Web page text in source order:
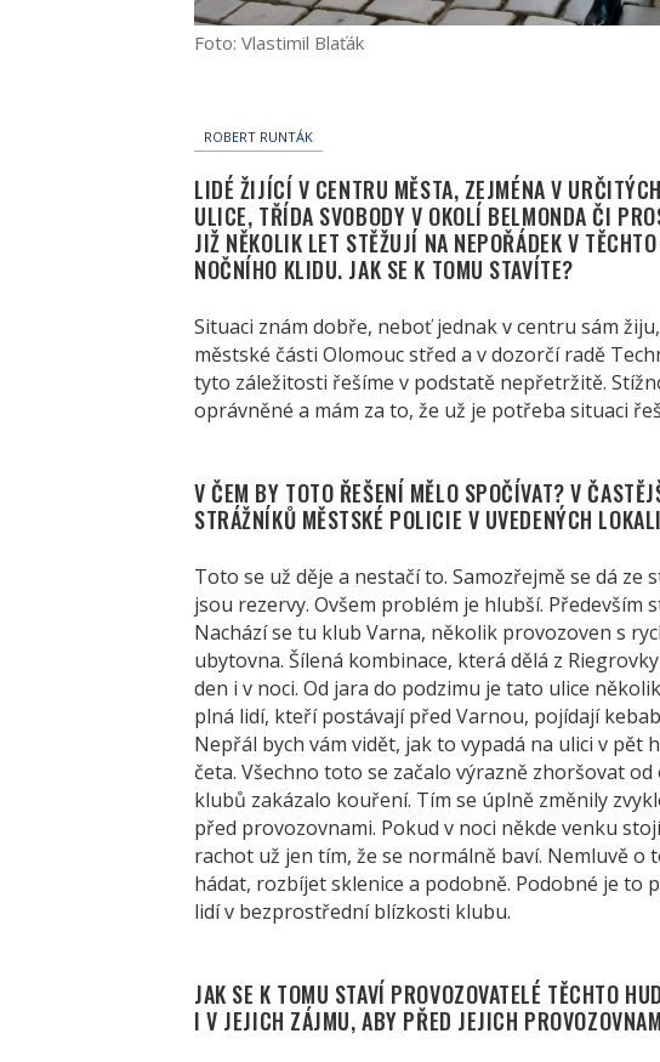
Foto: Vlastimil Blaťák
ROBERT RUNTÁK
LIDÉ ŽIJÍCÍ V CENTRU MĚSTA, ZEJMÉNA V
ULICE, TŘÍDA SVOBODY V OKOLÍ BELMONDA ČI
JIŽ NĚKOLIK LET STĚŽUJÍ NA NEPOŘÁDEK V
NOČNÍHO KLIDU. JAK SE K TOMU STAVÍTE?
Situaci znám dobře, neboť jednak v centru sám
městské části Olomouc střed a v dozorčí radě
tyto záležitosti řešíme v podstatě nepřetržitě.
oprávněné a mám za to, že už je potřeba situaci
V ČEM BY TOTO ŘEŠENÍ MĚLO SPOČÍVAT? V
STRÁŽNÍKŮ MĚSTSKÉ POLICIE V UVEDENÝCH
Toto se už děje a nestačí to. Samozřejmě se dá ze
jsou rezervy. Ovšem problém je hlubší. Především
Nachází se tu klub Varna, několik provozoven s
ubytovna. Šílená kombinace, která dělá z
den i v noci. Od jara do podzimu je tato ulice
plná lidí, kteří postávají před Varnou, pojídají
Nepřál bych vám vidět, jak to vypadá na ulici v pět
četa. Všechno toto se začalo výrazně zhoršovat
klubů zakázalo kouření. Tím se úplně změnily
před provozovnami. Pokud v noci někde venku
rachot už jen tím, že se normálně baví. Nemluvě o
hádat, rozbíjet sklenice a podobně. Podobné je to
lidí v bezprostřední blízkosti klubu.
JAK SE K TOMU STAVÍ PROVOZOVATELÉ TĚCHTO
I V JEJICH ZÁJMU, ABY PŘED JEJICH